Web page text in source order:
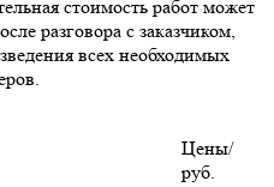
стоимость работ может
разговора с заказчиком,
всех необходимых
Цены/
руб.